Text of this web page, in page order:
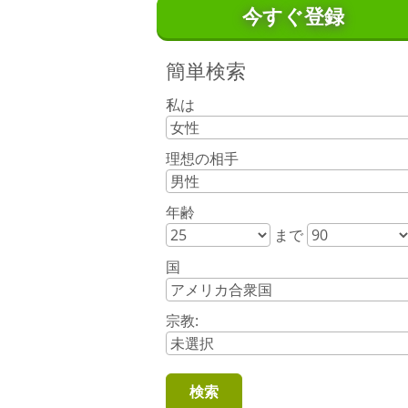
今すぐ登録
簡単検索
私は
理想の相手
年齢
まで
国
宗教: